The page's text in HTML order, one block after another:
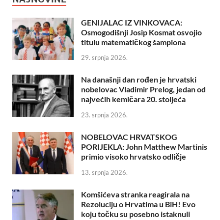
GENIJALAC IZ VINKOVACA:
Osmogodišnji Josip Kosmat osvojio
titulu matematičkog šampiona
29. srpnja 2026.
Na današnji dan rođen je hrvatski
nobelovac Vladimir Prelog, jedan od
najvećih kemičara 20. stoljeća
23. srpnja 2026.
NOBELOVAC HRVATSKOG
PORIJEKLA: John Matthew Martinis
primio visoko hrvatsko odličje
13. srpnja 2026.
Komšićeva stranka reagirala na
Rezoluciju o Hrvatima u BiH! Evo
koju točku su posebno istaknuli